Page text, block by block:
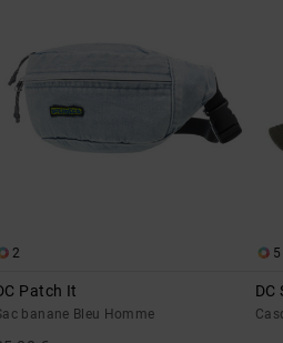
2
Patch It
banane Bleu Homme
5
DC